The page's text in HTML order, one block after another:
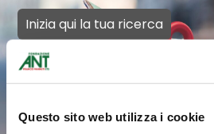
Questo sito web utilizza i cookie
Inizia qui la tua ricerca
Inserisci Città o CAP di spedizione